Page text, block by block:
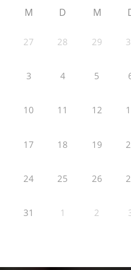
M D M
27 28 29
3 4 5
10 11 12
17 18 19
24 25 26
31 1 2